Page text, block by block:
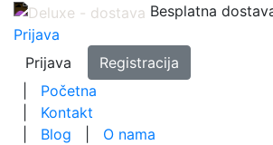
Besplatna
Prijava
Prijava
Registracija
Početna
Kontakt
Blog
O nama